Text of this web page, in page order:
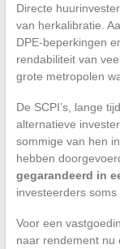
Directe
van herkalibratie.
DPE-beperkingen
rendabiliteit van
grote metropolen
De SCPI’s, lange
alternatieve
sommige van hen
hebben
gegarandeerd in
investeerders
Voor een
naar rendement nu